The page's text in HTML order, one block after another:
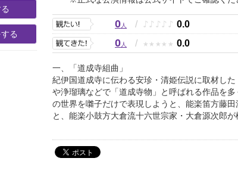
る
0人 / ♪ ♪ ♪ ♪ ♪ 0.0
0人 / ★ ★ ★ ★ ★ 0.0
一、「道成寺組曲」
紀伊国道成寺に伝わる安珍・清姫伝説に取材し
や浄瑠璃などで「道成寺物」と呼ばれる作品を多
の世界を囃子だけで表現しようと、能楽笛方藤
と、能楽小鼓方大倉流十六世宗家・大倉源次郎が